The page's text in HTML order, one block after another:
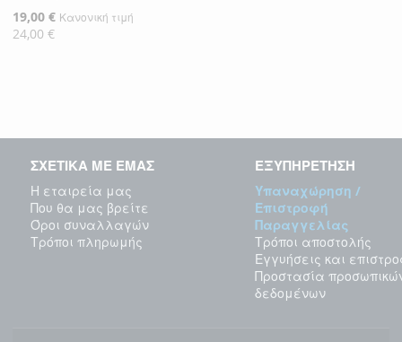
Ειδική
Τιμή
19,00 € Κανονική τιμή
24,00 €
ΣΧΕΤΙΚΑ ΜΕ ΕΜΑΣ
Η εταιρεία μας
Που θα μας βρείτε
Όροι συναλλαγών
Τρόποι πληρωμής
ΕΞΥΠΗΡΕΤΗΣΗ
Υπαναχώρηση /
Επιστροφή
Παραγγελίας
Τρόποι αποστολής
Εγγυήσεις και
Προστασία
δεδομένων